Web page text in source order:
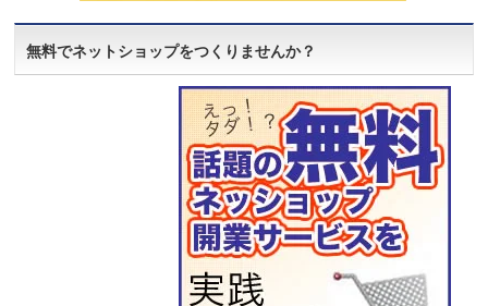
無料でネットショップをつくりませんか？